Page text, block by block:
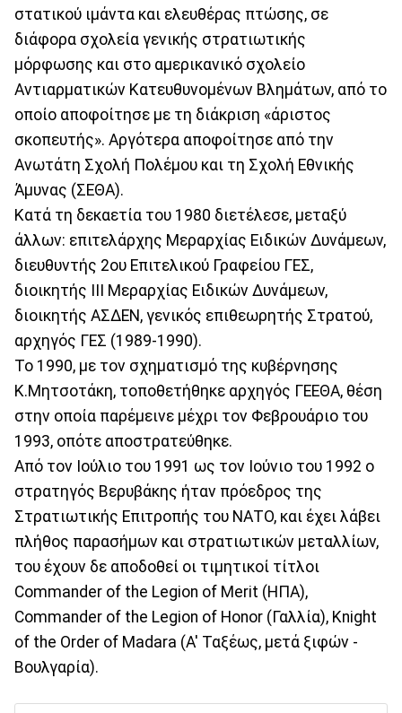
στατικού ιμάντα και ελευθέρας πτώσης, σε
διάφορα σχολεία γενικής στρατιωτικής
μόρφωσης και στο αμερικανικό σχολείο
Αντιαρματικών Κατευθυνομένων Βλημάτων, από το
οποίο αποφοίτησε με τη διάκριση «άριστος
σκοπευτής». Αργότερα αποφοίτησε από την
Ανωτάτη Σχολή Πολέμου και τη Σχολή Εθνικής
Άμυνας (ΣΕΘΑ).
Κατά τη δεκαετία του 1980 διετέλεσε, μεταξύ
άλλων: επιτελάρχης Μεραρχίας Ειδικών Δυνάμεων,
διευθυντής 2ου Επιτελικού Γραφείου ΓΕΣ,
διοικητής ΙΙΙ Μεραρχίας Ειδικών Δυνάμεων,
διοικητής ΑΣΔΕΝ, γενικός επιθεωρητής Στρατού,
αρχηγός ΓΕΣ (1989-1990).
Το 1990, με τον σχηματισμό της κυβέρνησης
Κ.Μητσοτάκη, τοποθετήθηκε αρχηγός ΓΕΕΘΑ, θέση
στην οποία παρέμεινε μέχρι τον Φεβρουάριο του
1993, οπότε αποστρατεύθηκε.
Από τον Ιούλιο του 1991 ως τον Ιούνιο του 1992 ο
στρατηγός Βερυβάκης ήταν πρόεδρος της
Στρατιωτικής Επιτροπής του ΝΑΤΟ, και έχει λάβει
πλήθος παρασήμων και στρατιωτικών μεταλλίων,
του έχουν δε αποδοθεί οι τιμητικοί τίτλοι
Commander of the Legion of Merit (ΗΠΑ),
Commander of the Legion of Honor (Γαλλία), Knight
of the Order of Madara (Α' Ταξέως, μετά ξιφών -
Βουλγαρία).